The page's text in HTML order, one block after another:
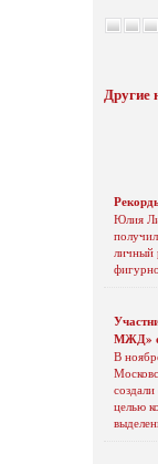
Другие
Юлия
личный
МЖД»
В
целью